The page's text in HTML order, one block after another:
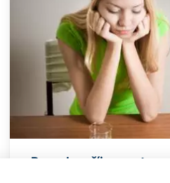
Poruchy příjmu potravy